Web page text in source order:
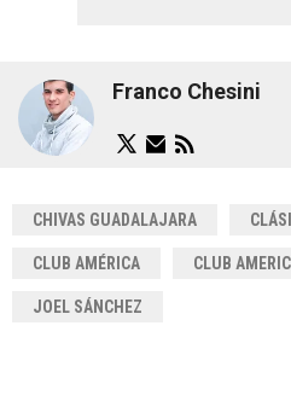
Franco Chesini
CHIVAS GUADALAJARA
CLUB AMÉRICA CLUB
JOEL SÁNCHEZ